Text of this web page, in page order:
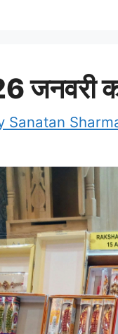
जनवरी
Sanatan